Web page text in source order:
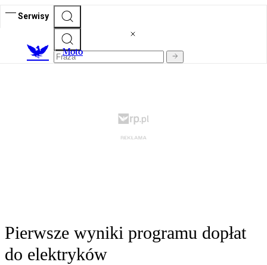
Serwisy
Moto
Pierwsze wyniki programu dopłat
do elektryków